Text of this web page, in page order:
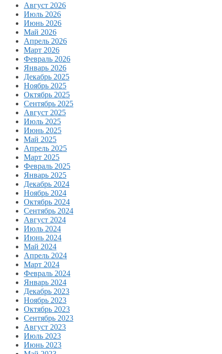
Август 2026
Июль 2026
Июнь 2026
Май 2026
Апрель 2026
Март 2026
Февраль 2026
Январь 2026
Декабрь 2025
Ноябрь 2025
Октябрь 2025
Сентябрь 2025
Август 2025
Июль 2025
Июнь 2025
Май 2025
Апрель 2025
Март 2025
Февраль 2025
Январь 2025
Декабрь 2024
Ноябрь 2024
Октябрь 2024
Сентябрь 2024
Август 2024
Июль 2024
Июнь 2024
Май 2024
Апрель 2024
Март 2024
Февраль 2024
Январь 2024
Декабрь 2023
Ноябрь 2023
Октябрь 2023
Сентябрь 2023
Август 2023
Июль 2023
Июнь 2023